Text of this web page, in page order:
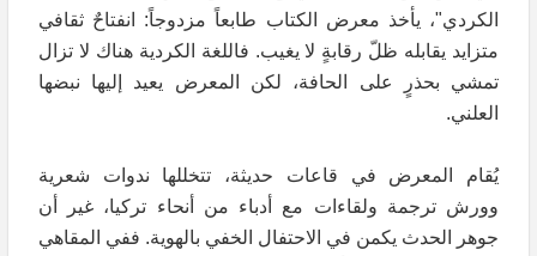
الكردي"، يأخذ معرض الكتاب طابعاً مزدوجاً: انفتاحٌ ثقافي
متزايد يقابله ظلّ رقابةٍ لا يغيب. فاللغة الكردية هناك لا تزال
تمشي بحذرٍ على الحافة، لكن المعرض يعيد إليها نبضها
العلني.
يُقام المعرض في قاعات حديثة، تتخللها ندوات شعرية
وورش ترجمة ولقاءات مع أدباء من أنحاء تركيا، غير أن
جوهر الحدث يكمن في الاحتفال الخفي بالهوية. ففي المقاهي